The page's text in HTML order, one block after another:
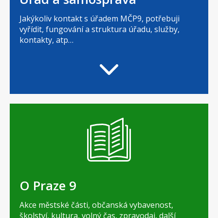
Jakýkoliv kontakt s úřadem MČP9, potřebuji
vyřídit, fungování a struktura úřadu, služby,
kontakty, atp…
O Praze 9
Akce městské části, občanská vybavenost,
školství, kultura, volný čas, zpravodaj, další